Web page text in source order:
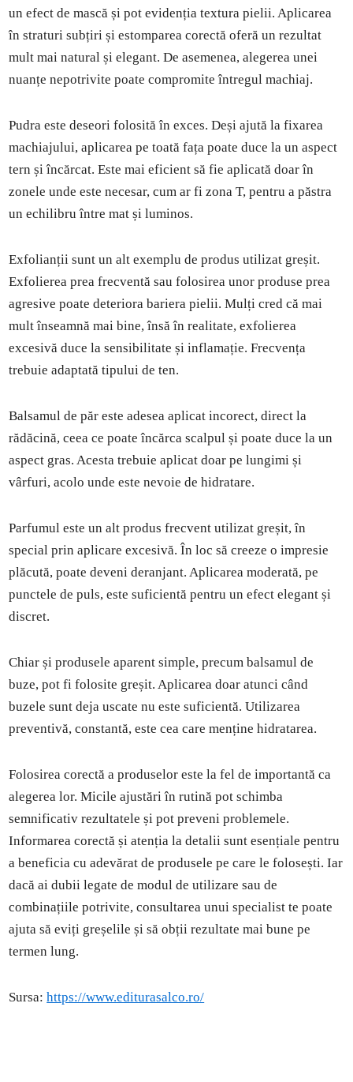
un efect de mască și pot evidenția textura pielii. Aplicarea
în straturi subțiri și estomparea corectă oferă un rezultat
mult mai natural și elegant. De asemenea, alegerea unei
nuanțe nepotrivite poate compromite întregul machiaj.
Pudra este deseori folosită în exces. Deși ajută la fixarea
machiajului, aplicarea pe toată fața poate duce la un aspect
tern și încărcat. Este mai eficient să fie aplicată doar în
zonele unde este necesar, cum ar fi zona T, pentru a păstra
un echilibru între mat și luminos.
Exfolianții sunt un alt exemplu de produs utilizat greșit.
Exfolierea prea frecventă sau folosirea unor produse prea
agresive poate deteriora bariera pielii. Mulți cred că mai
mult înseamnă mai bine, însă în realitate, exfolierea
excesivă duce la sensibilitate și inflamație. Frecvența
trebuie adaptată tipului de ten.
Balsamul de păr este adesea aplicat incorect, direct la
rădăcină, ceea ce poate încărca scalpul și poate duce la un
aspect gras. Acesta trebuie aplicat doar pe lungimi și
vârfuri, acolo unde este nevoie de hidratare.
Parfumul este un alt produs frecvent utilizat greșit, în
special prin aplicare excesivă. În loc să creeze o impresie
plăcută, poate deveni deranjant. Aplicarea moderată, pe
punctele de puls, este suficientă pentru un efect elegant și
discret.
Chiar și produsele aparent simple, precum balsamul de
buze, pot fi folosite greșit. Aplicarea doar atunci când
buzele sunt deja uscate nu este suficientă. Utilizarea
preventivă, constantă, este cea care menține hidratarea.
Folosirea corectă a produselor este la fel de importantă ca
alegerea lor. Micile ajustări în rutină pot schimba
semnificativ rezultatele și pot preveni problemele.
Informarea corectă și atenția la detalii sunt esențiale pentru
a beneficia cu adevărat de produsele pe care le folosești. Iar
dacă ai dubii legate de modul de utilizare sau de
combinațiile potrivite, consultarea unui specialist te poate
ajuta să eviți greșelile și să obții rezultate mai bune pe
termen lung.
Sursa:https://www.editurasalco.ro/